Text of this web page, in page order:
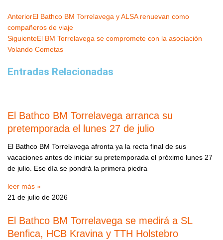
Ant
AnteriorEl Bathco BM Torrelavega y ALSA renuevan como
compañeros de viaje
SiguienteEl BM Torrelavega se compromete con la asociación
Volando Cometas
Siguiente
Entradas Relacionadas
El Bathco BM Torrelavega arranca su
pretemporada el lunes 27 de julio
El Bathco BM Torrelavega afronta ya la recta final de sus
vacaciones antes de iniciar su pretemporada el próximo lunes 27
de julio. Ese día se pondrá la primera piedra
leer más »
21 de julio de 2026
El Bathco BM Torrelavega se medirá a SL
Benfica, HCB Kravina y TTH Holstebro